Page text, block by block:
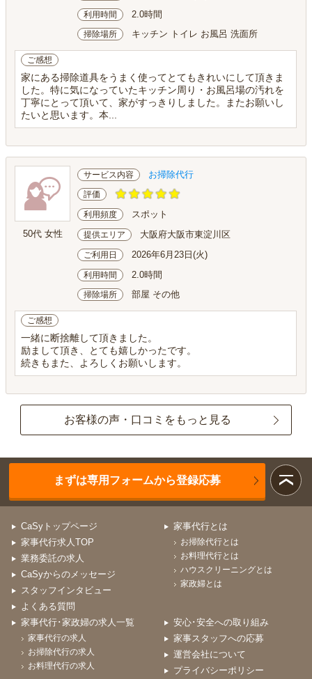
利用時間 2.0時間
掃除場所 キッチン トイレ お風呂 洗面所
ご感想
家にある掃除道具をうまく使ってとてもきれいにして頂きま
した。特に気になっていたキッチン周り・お風呂場の汚れを
丁寧にとって頂いて、家がすっきりしました。またお願いし
たいと思います。本...
50代 女性
サービス内容 お掃除代行
評価
利用頻度 スポット
提供エリア 大阪府大阪市東淀川区
ご利用日 2026年6月23日(火)
利用時間 2.0時間
掃除場所 部屋 その他
ご感想
一緒に断捨離して頂きました。
励まして頂き、とても嬉しかったです。
続きもまた、よろしくお願いします。
お客様の声・口コミをもっと見る
まずは専用フォームから登録応募
CaSyトップページ
家事代行求人TOP
業務委託の求人
CaSyからのメッセージ
スタッフインタビュー
よくある質問
家事代行とは
お掃除代行とは
お料理代行とは
ハウスクリーニングとは
家政婦とは
家事代行･家政婦の求人一覧
家事代行の求人
お掃除代行の求人
お料理代行の求人
安心･安全への取り組み
家事スタッフへの応募
運営会社について
プライバシーポリシー